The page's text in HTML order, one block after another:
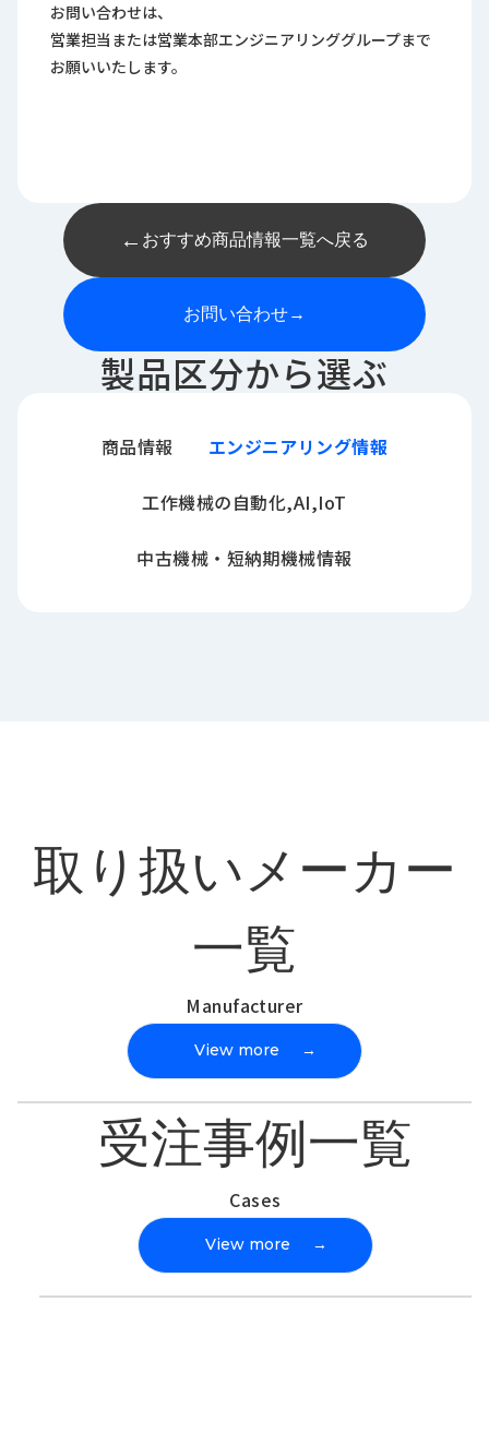
お問い合わせは、
営業担当または営業本部エンジニアリンググループまで
お願いいたします。
← おすすめ商品情報一覧へ戻る
お問い合わせ→
製品区分から選ぶ
商品情報 エンジニアリング情報
工作機械の自動化,AI,IoT
中古機械・短納期機械情報
取り扱いメーカー
一覧
Manufacturer
View more →
受注事例一覧
Cases
View more →